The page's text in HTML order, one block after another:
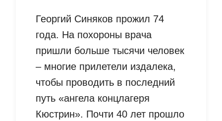
Георгий Синяков прожил 74
года. На похороны врача
пришли больше тысячи человек
– многие прилетели издалека,
чтобы проводить в последний
путь «ангела концлагеря
Кюстрин». Почти 40 лет прошло